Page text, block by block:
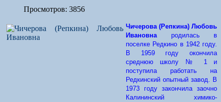
Просмотров: 3856
Чичерова (Репкина) Любовь
Ивановнародилась в
поселке Редкино в 1942 году.
В 1959 году окончила
среднюю школу № 1 и
поступила работать на
Редкинский опытный завод. В
1973 году закончила заочно
Калининский химико-